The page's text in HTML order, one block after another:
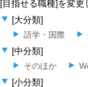
[目指せる職種]を変更
[大分類]
語学・国際
[中分類]
そのほか
[小分類]